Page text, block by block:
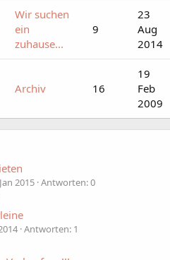
Wir suchen
ein
zuhause...
9
23
Aug
2014
Archiv 16
19
Feb
2009
2015 Antworten: 0
Antworten: 1